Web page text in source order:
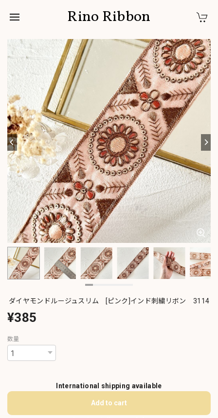
Rino Ribbon
ダイヤモンドルージュスリム [ピンク]インド刺繍リボン 3114
¥385
数量
International shipping available
Add to cart